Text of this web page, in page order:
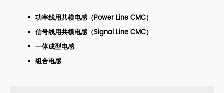
功率线用共模电感（Power Line CMC）
信号线用共模电感（Signal Line CMC）
一体成型电感
组合电感